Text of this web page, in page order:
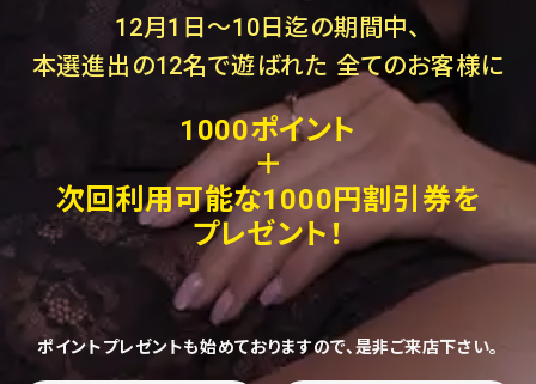
12月1日～10日迄の期間中、
本選進出の12名で遊ばれた 全てのお客様に
1000ポイント
＋
次回利用可能な1000円割引券を
プレゼント！
ポイントプレゼントも始めておりますので、是非ご来店下さい。